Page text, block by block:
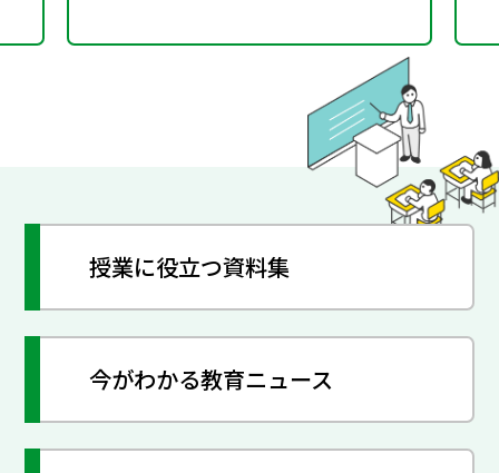
授業に役立つ資料集
今がわかる教育ニュース